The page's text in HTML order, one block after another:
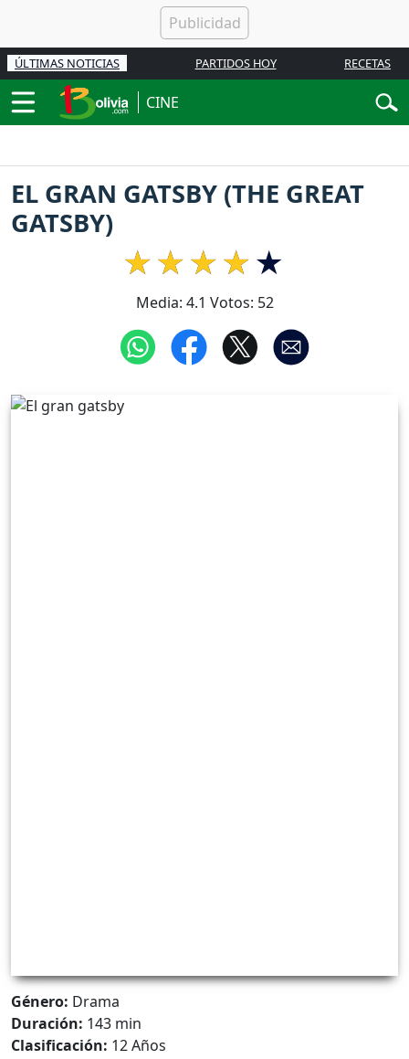
ÚLTIMAS NOTICIAS PARTIDOS HOY RECETAS
CINE
EL GRAN GATSBY (THE GREAT
GATSBY)
Media: 4.1 Votos: 52
Género: Drama
Duración: 143 min
Clasificación: 12 Años